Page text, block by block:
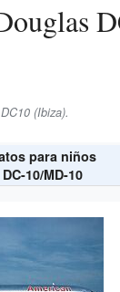
(Ibiza).
para niños
DC-10/MD-10